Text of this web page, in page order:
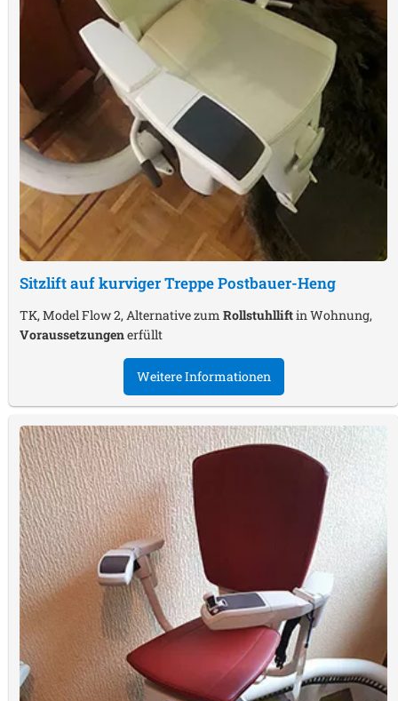
Sitzlift auf kurviger TreppePostbauer-Heng
TK, Model Flow 2, Alternative zum Rollstuhlliftin Wohnung,
Voraussetzungenerfüllt
Weitere Informationen